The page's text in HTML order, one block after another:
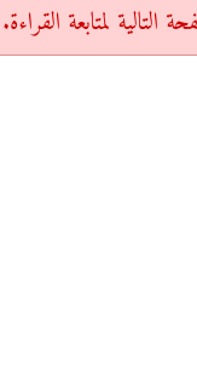
لمتابعة القراءة.